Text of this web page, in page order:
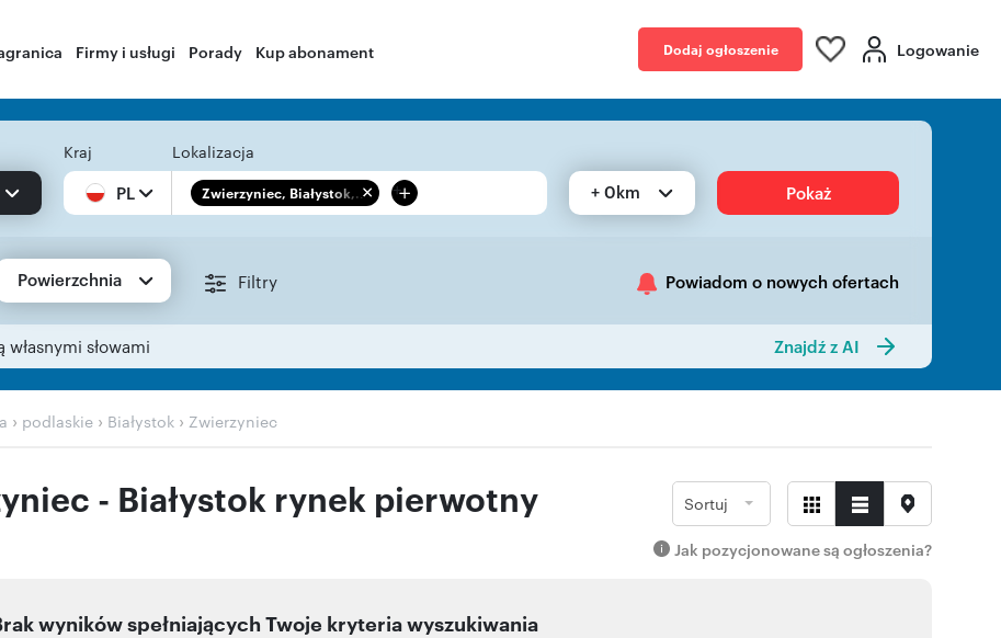
Firmy i usługi Porady Kup abonament Dodaj ogłoszenie Logowanie
Kraj
PL
Lokalizacja
Zwierzyniec, Białystok,... + + 0km Pokaż
Powierzchnia Filtry Powiadom o nowych ofertach
słowami Znajdź z AI
› podlaskie › Białystok › Zwierzyniec
- Białystok rynek pierwotny Sortuj
Jak pozycjonowane są ogłoszenia?
wyników spełniających Twoje kryteria wyszukiwania